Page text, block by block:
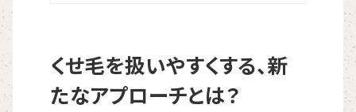
くせ毛を扱いやすくする、新
たなアプローチとは？